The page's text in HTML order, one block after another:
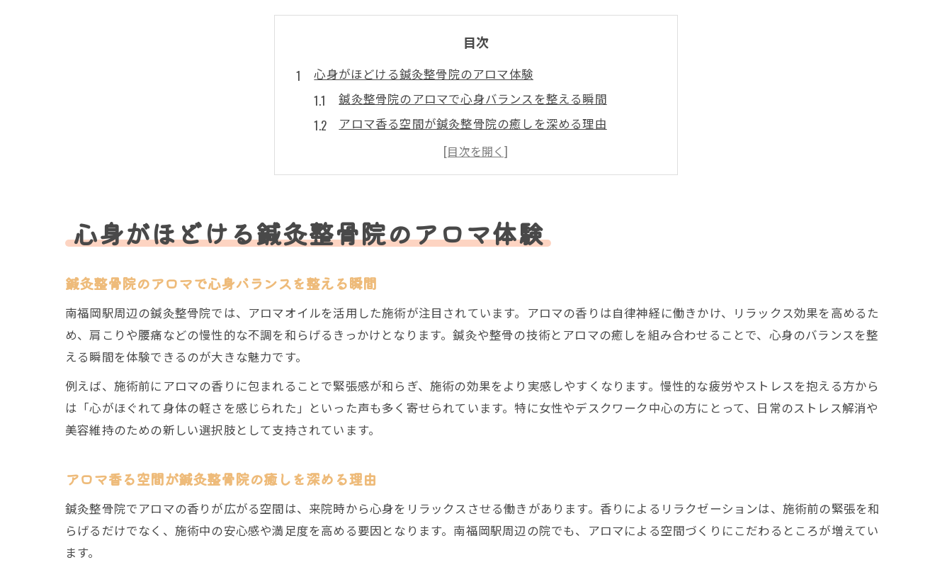
目次
心身がほどける鍼灸整骨院のアロマ体験
鍼灸整骨院のアロマで心身バランスを整える瞬間
アロマ香る空間が鍼灸整骨院の癒しを深める理由
鍼灸整骨院で実感できる深いリラクゼーション体験
女性が求める鍼灸整骨院のアロマ施術の魅力
アロマ香る施術が叶える癒しと美容
鍼灸整骨院でアロマ施術が美容に与える影響
癒しと美容を両立する鍼灸整骨院のアロマ体験
鍼灸整骨院で叶えるアロマによる肌ハリアップ
女性に人気の鍼灸整骨院アロマ美容施術とは
鍼灸整骨院のアロマ施術で肩こり腰痛を根本改善
アロマと鍼灸整骨院が生み出す肩こりケアの新常識
日常に取り入れたい鍼灸整骨院のアロマ腰痛対策
日々の疲れを癒すアロマ施術の秘密
心身がほどける鍼灸整骨院のアロマ体験
鍼灸整骨院のアロマで心身バランスを整える瞬間
南福岡駅周辺の鍼灸整骨院では、アロマオイルを活用した施術が注目されています。アロマの香りは自律神経に働きかけ、リラックス効果を高めるた
め、肩こりや腰痛などの慢性的な不調を和らげるきっかけとなります。鍼灸や整骨の技術とアロマの癒しを組み合わせることで、心身のバランスを整
える瞬間を体験できるのが大きな魅力です。
例えば、施術前にアロマの香りに包まれることで緊張感が和らぎ、施術の効果をより実感しやすくなります。慢性的な疲労やストレスを抱える方から
は「心がほぐれて身体の軽さを感じられた」といった声も多く寄せられています。特に女性やデスクワーク中心の方にとって、日常のストレス解消や
美容維持のための新しい選択肢として支持されています。
アロマ香る空間が鍼灸整骨院の癒しを深める理由
鍼灸整骨院でアロマの香りが広がる空間は、来院時から心身をリラックスさせる働きがあります。香りによるリラクゼーションは、施術前の緊張を和
らげるだけでなく、施術中の安心感や満足度を高める要因となります。南福岡駅周辺の院でも、アロマによる空間づくりにこだわるところが増えてい
ます。